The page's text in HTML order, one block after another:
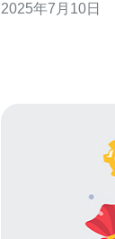
地区，常见的服
2025年7月10日